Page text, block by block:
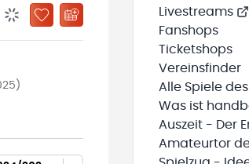
BENACHRICHTIGUNGSSTATUS WIRD GELADEN
ZU „MEINE TEAMS“ HINZUFÜGEN
Livestreams
Fanshops
Ticketshops
Vereinsfinder
Alle Spiele
Was ist
Auszeit - Der
Amateurtor